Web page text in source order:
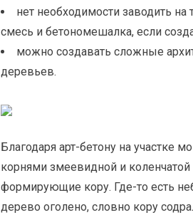
нет необходимости заводить
смесь и бетономешалка, если
можно создавать сложные
деревьев.
Благодаря арт-бетону на участке
корнями змеевидной и
формирующие кору. Где-то есть
дерево оголено, словно кору